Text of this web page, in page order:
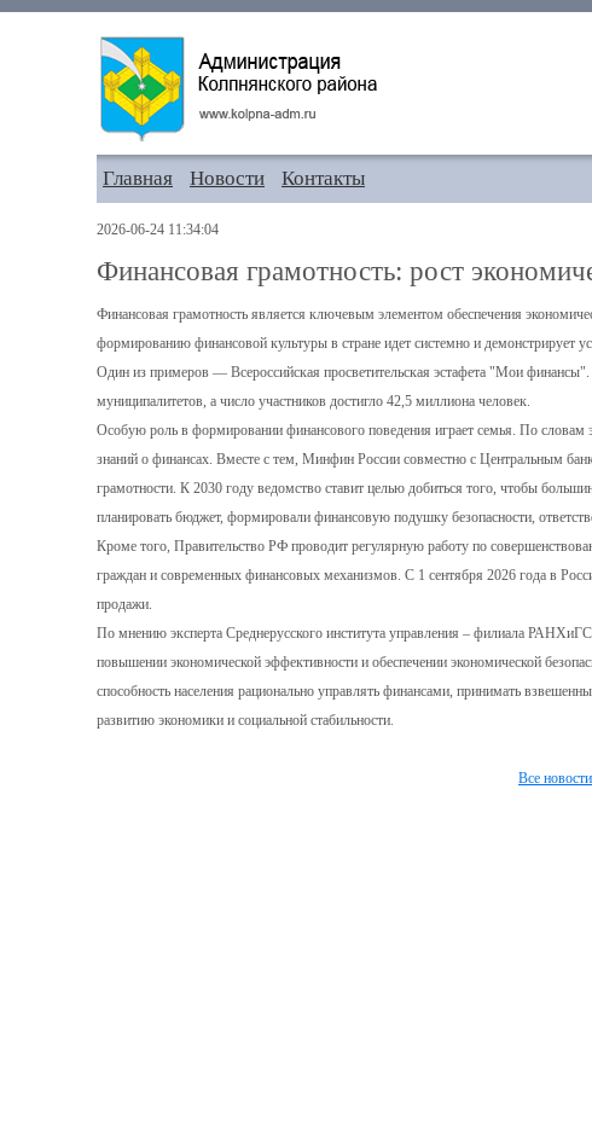
Главная Новости Контакты
2026-06-24 11:34:04
Финансовая грамотность: рост
Финансовая грамотность является ключевым элементом обеспечения
формированию финансовой культуры в стране идет системно и демонстрирует
Один из примеров — Всероссийская просветительская эстафета "Мои
муниципалитетов, а число участников достигло 42,5 миллиона человек.
Особую роль в формировании финансового поведения играет семья. По
знаний о финансах. Вместе с тем, Минфин России совместно с Центральным
грамотности. К 2030 году ведомство ставит целью добиться того, чтобы
планировать бюджет, формировали финансовую подушку безопасности,
Кроме того, Правительство РФ проводит регулярную работу по
граждан и современных финансовых механизмов. С 1 сентября 2026 года в
продажи.
По мнению эксперта Среднерусского института управления – филиала
повышении экономической эффективности и обеспечении экономической
способность населения рационально управлять финансами, принимать
развитию экономики и социальной стабильности.
Все